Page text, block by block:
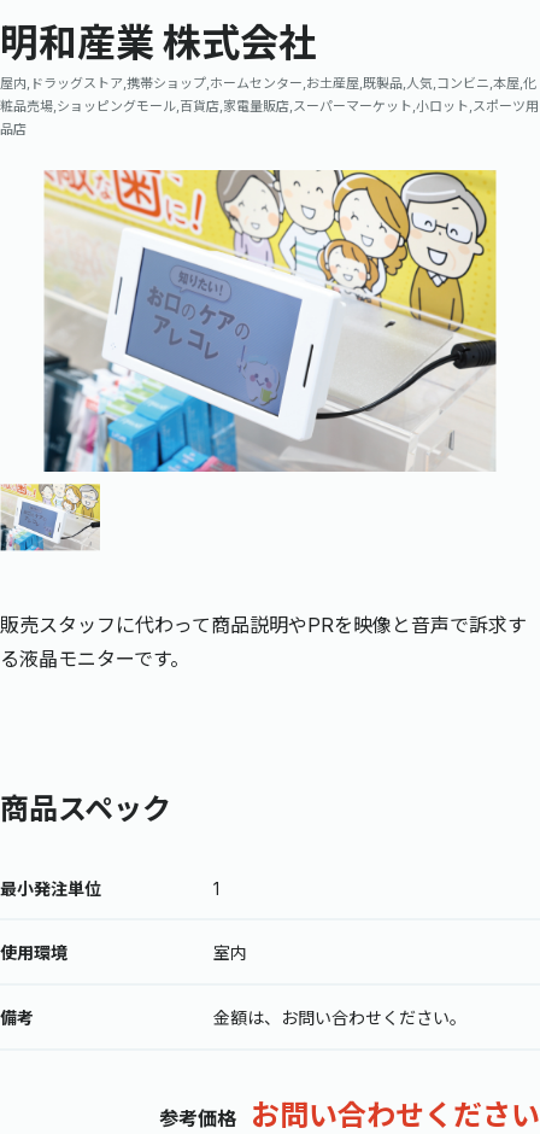
明和産業 株式会社
屋内,ドラッグストア,携帯ショップ,ホームセンター,お土産屋,既製品,人気,コンビニ,本屋,化
粧品売場,ショッピングモール,百貨店,家電量販店,スーパーマーケット,小ロット,スポーツ用
品店
販売スタッフに代わって商品説明やPRを映像と音声で訴求す
る液晶モニターです。
商品スペック
最小発注単位 1
使用環境 室内
備考 金額は、お問い合わせください。
参考価格 お問い合わせください